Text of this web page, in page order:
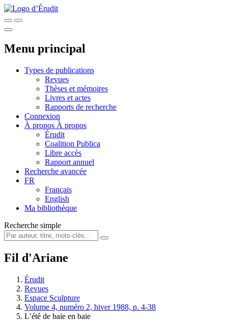
Menu principal
Types de publications
Revues
Thèses et mémoires
Livres et actes
Rapports de recherche
Connexion
À propos À propos
Érudit
Coalition Publica
Libre accès
Rapport annuel
Recherche avancée
FR
Français
English
Ma bibliothèque
Recherche simple
Fil d'Ariane
Érudit
Revues
Espace Sculpture
Volume 4, numéro 2, hiver 1988, p. 4-38
L’été de baie en baie